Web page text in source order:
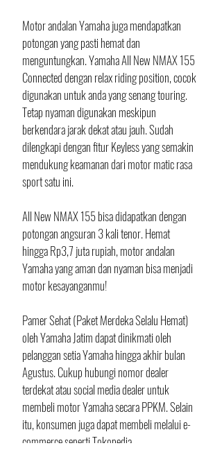
Motor andalan Yamaha juga mendapatkan
potongan yang pasti hemat dan
menguntungkan. Yamaha All New NMAX 155
Connected dengan relax riding position, cocok
digunakan untuk anda yang senang touring.
Tetap nyaman digunakan meskipun
berkendara jarak dekat atau jauh. Sudah
dilengkapi dengan fitur Keyless yang semakin
mendukung keamanan dari motor matic rasa
sport satu ini.
All New NMAX 155 bisa didapatkan dengan
potongan angsuran 3 kali tenor. Hemat
hingga Rp3,7 juta rupiah, motor andalan
Yamaha yang aman dan nyaman bisa menjadi
motor kesayanganmu!
Pamer Sehat (Paket Merdeka Selalu Hemat)
oleh Yamaha Jatim dapat dinikmati oleh
pelanggan setia Yamaha hingga akhir bulan
Agustus. Cukup hubungi nomor dealer
terdekat atau social media dealer untuk
membeli motor Yamaha secara PPKM. Selain
itu, konsumen juga dapat membeli melalui e-
commerce seperti Tokopedia.